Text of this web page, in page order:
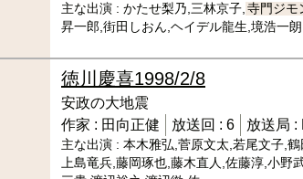
主な出演 : かたせ梨乃,三林京子, 寺門ジモ
昇一郎,街田しおん,ヘイデル龍生,境浩一
徳川慶喜1998/2/8
安政の大地震
作家 : 田向正健 放送回 : 6 放送局 :
主な出演 : 本木雅弘,菅原文太,若尾文子,
上島竜兵,藤岡琢也,藤木直人,佐藤淳,小野